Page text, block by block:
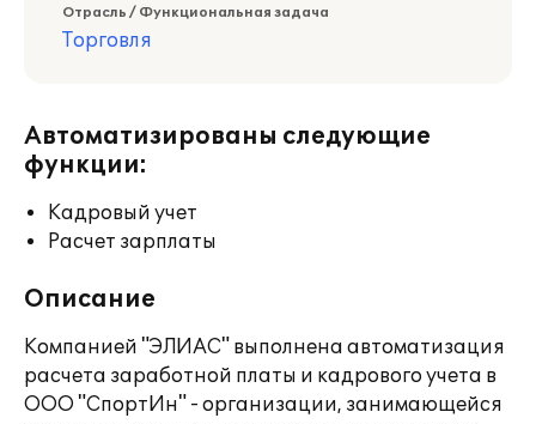
Отрасль / Функциональная задача
Торговля
Автоматизированы следующие
функции:
Кадровый учет
Расчет зарплаты
Описание
Компанией "ЭЛИАС" выполнена автоматизация
расчета заработной платы и кадрового учета в
ООО "СпортИн" - организации, занимающейся